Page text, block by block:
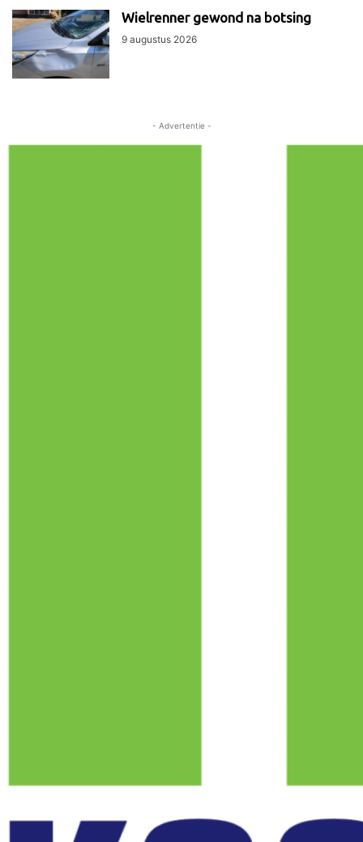
Wielrenner gewond na botsing
9 augustus 2026
- Advertentie -